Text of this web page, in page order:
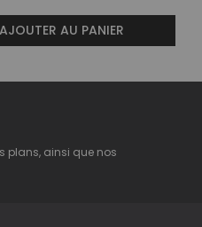
AJOUTER AU PANIER
plans, ainsi que nos